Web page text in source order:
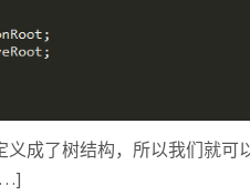
义成了树结构，所以我们就